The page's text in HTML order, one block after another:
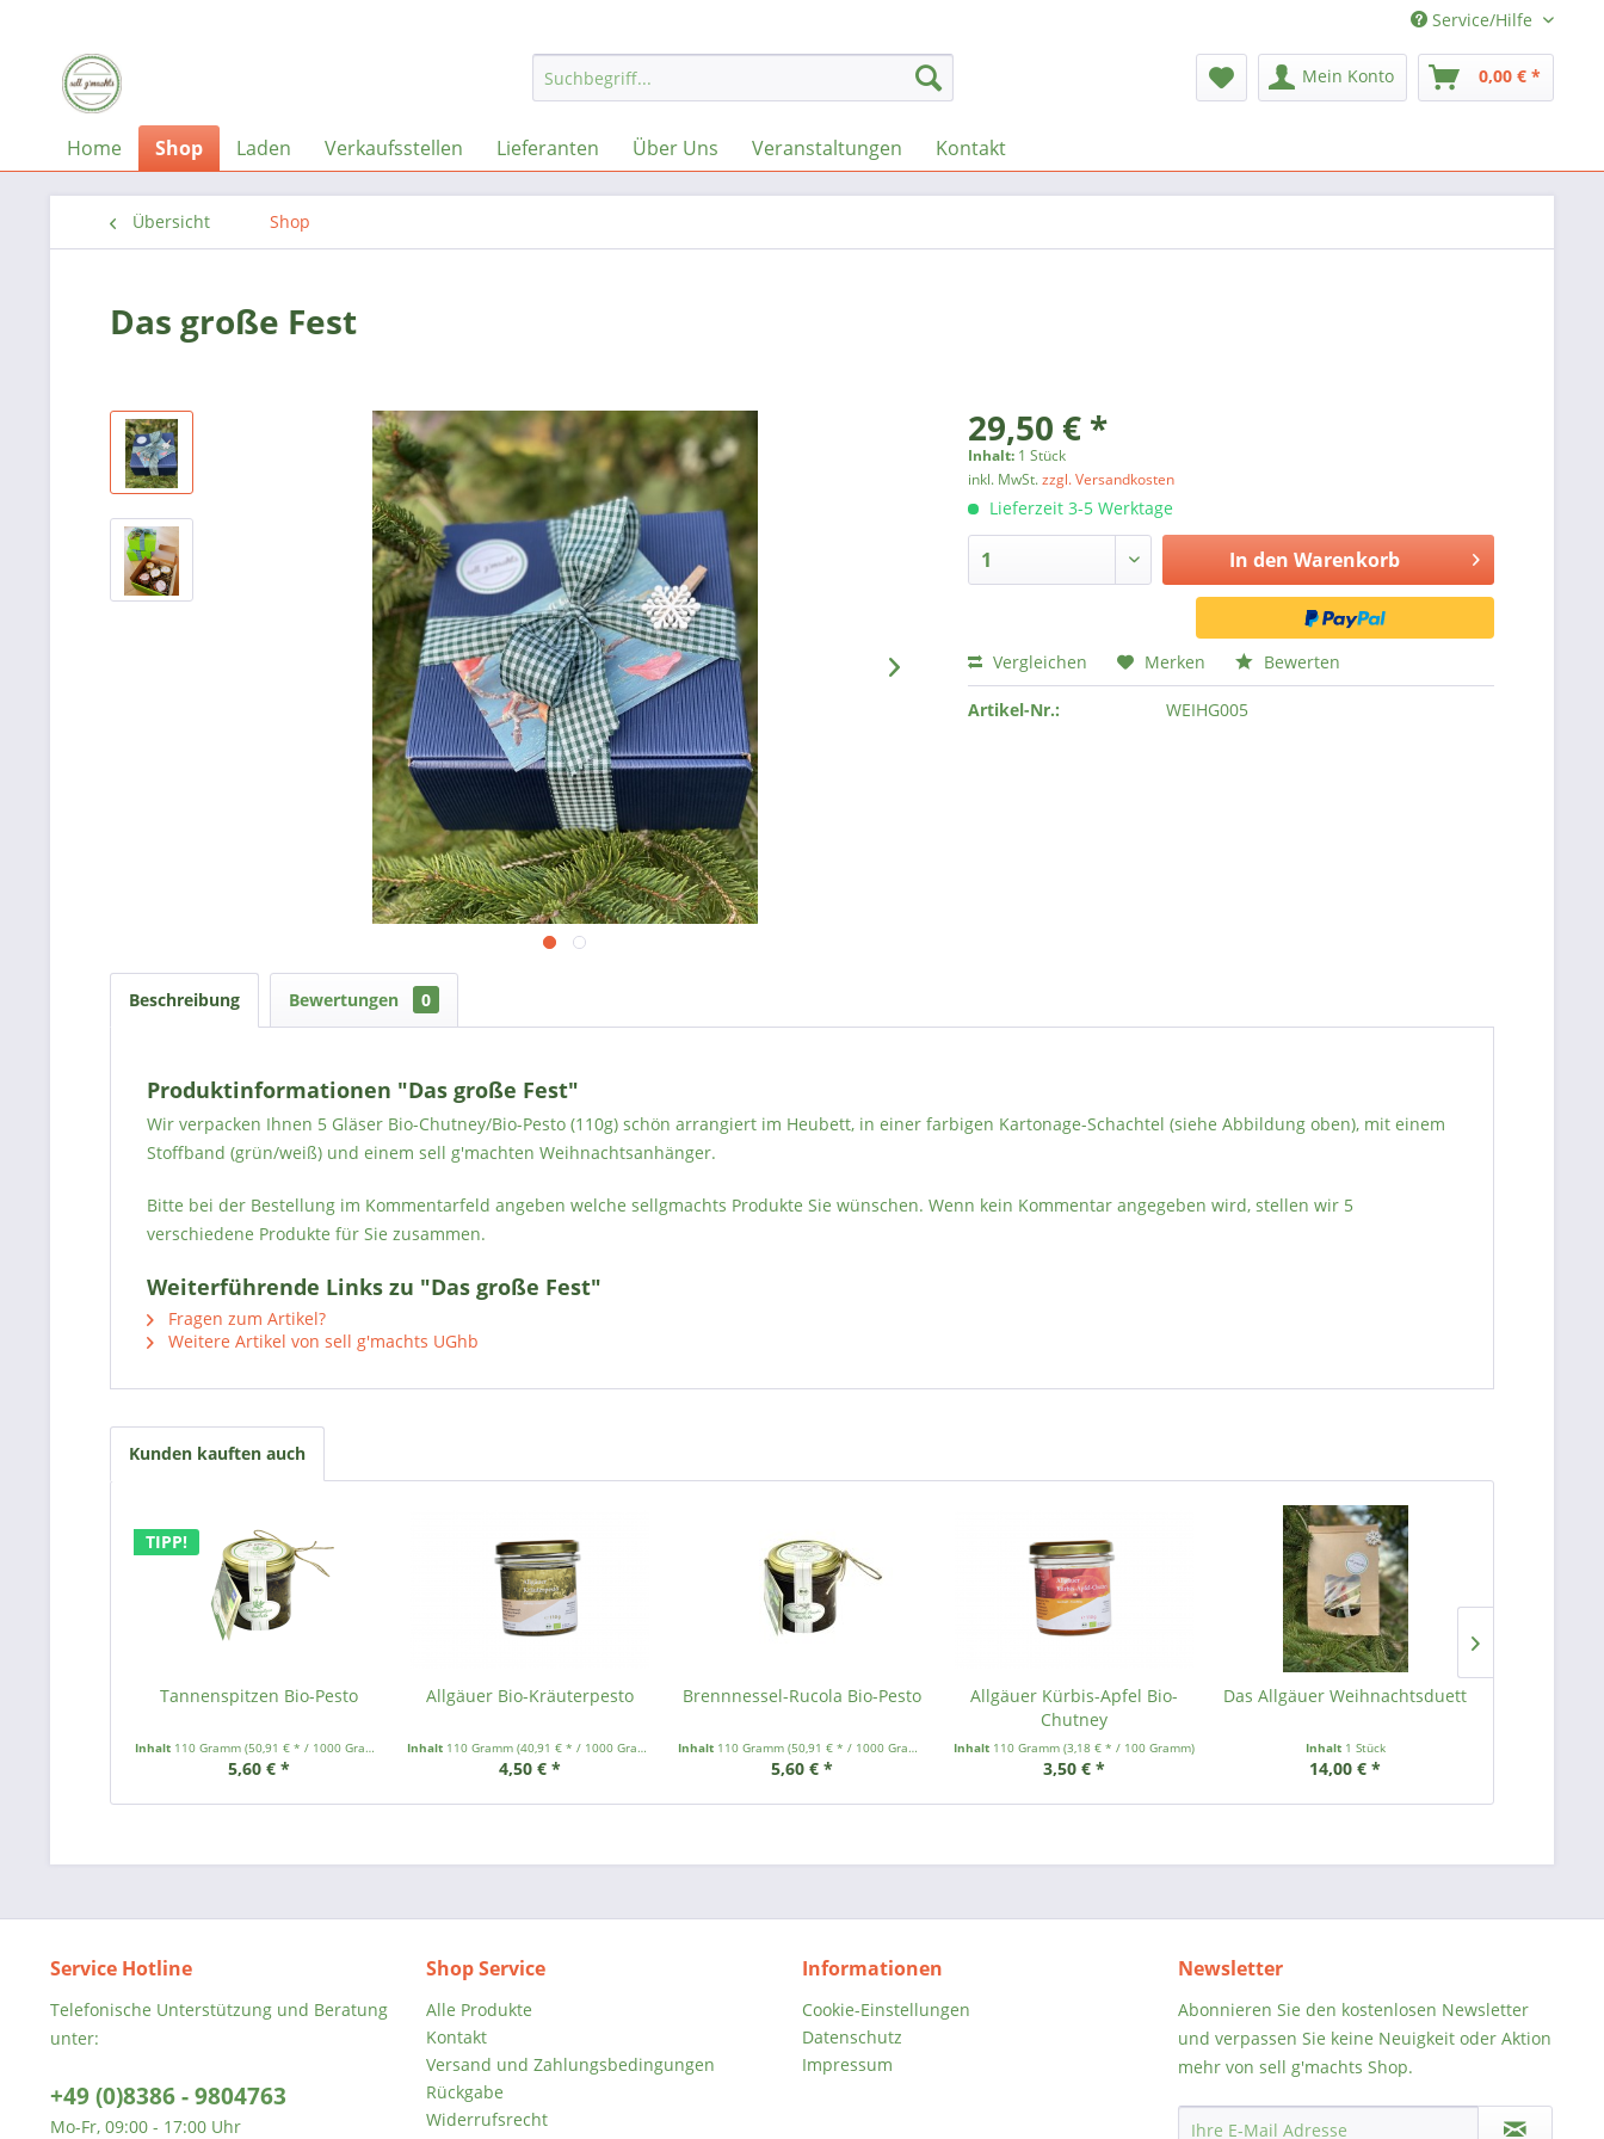
Service/Hilfe
Mein Konto 0,00 € *
Home Shop Laden Verkaufsstellen Lieferanten Über Uns Veranstaltungen Kontakt
Übersicht Shop
Das große Fest
29,50 € *
Inhalt: 1 Stück
inkl. MwSt.zzgl. Versandkosten
Lieferzeit 3-5 Werktage
In den Warenkorb
Vergleichen Merken Bewerten
Artikel-Nr.: WEIHG005
Beschreibung Bewertungen 0
Produktinformationen "Das große Fest"
Wir verpacken Ihnen 5 Gläser Bio-Chutney/Bio-Pesto (110g) schön arrangiert im Heubett, in einer farbigen Kartonage-Schachtel (siehe Abbildung oben), mit einem
Stoffband (grün/weiß) und einem sell g'machten Weihnachtsanhänger.
Bitte bei der Bestellung im Kommentarfeld angeben welche sellgmachts Produkte Sie wünschen. Wenn kein Kommentar angegeben wird, stellen wir 5
verschiedene Produkte für Sie zusammen.
Weiterführende Links zu "Das große Fest"
Fragen zum Artikel?
Weitere Artikel von sell g'machts UGhb
Kunden kauften auch
TIPP!
Tannenspitzen Bio-Pesto
Inhalt 110 Gramm (50,91 € * / 1000 Gramm)
5,60 € *
Allgäuer Bio-Kräuterpesto
Inhalt 110 Gramm (40,91 € * / 1000 Gramm)
4,50 € *
Brennnessel-Rucola Bio-Pesto
Inhalt 110 Gramm(50,91 € * / 1000 Gramm)
5,60 € *
Allgäuer Kürbis-Apfel Bio-
Chutney
Inhalt 110 Gramm (3,18 € * / 100 Gramm)
3,50 € *
Das Allgäuer Weihnachtsduett
Inhalt 1 Stück
14,00 € *
Service Hotline
Telefonische Unterstützung und Beratung
unter:
+49 (0)8386 - 9804763
Mo-Fr, 09:00 - 17:00 Uhr
Shop Service
Alle Produkte
Kontakt
Versand und Zahlungsbedingungen
Rückgabe
Widerrufsrecht
Informationen
Cookie-Einstellungen
Datenschutz
Impressum
Newsletter
Abonnieren Sie den kostenlosen Newsletter
und verpassen Sie keine Neuigkeit oder Aktion
mehr von sell g'machts Shop.